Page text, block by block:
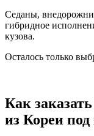
Седаны,
гибридное
кузова.
Осталось только
Как
из Кореи